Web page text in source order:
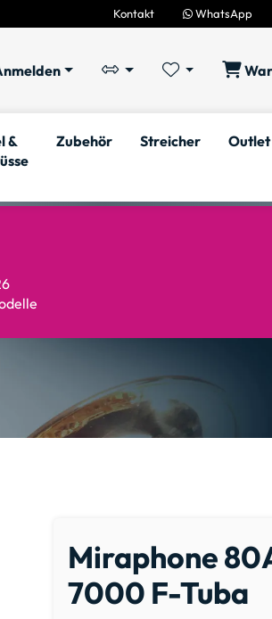
Kontakt WhatsApp
&
Zubehör Streicher Outlet
Miraphone
7000 F-Tuba